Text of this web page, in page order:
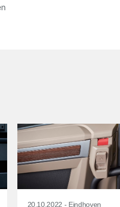
20.10.2022 - Eindhoven